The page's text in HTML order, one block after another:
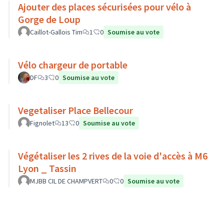
Ajouter des places sécurisées pour vélo à
Gorge de Loup
Caillot-Gallois Tim 1 0 Soumise au vote
Vélo chargeur de portable
DF 3 0 Soumise au vote
Vegetaliser Place Bellecour
Fignolet 13 0 Soumise au vote
Végétaliser les 2 rives de la voie d'accès à M6
Lyon _ Tassin
MJBB CIL DE CHAMPVERT 0 0 Soumise au vote